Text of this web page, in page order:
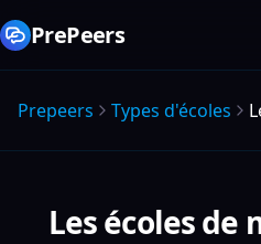
PrePeers
Prepeers Types d'écoles
Les écoles